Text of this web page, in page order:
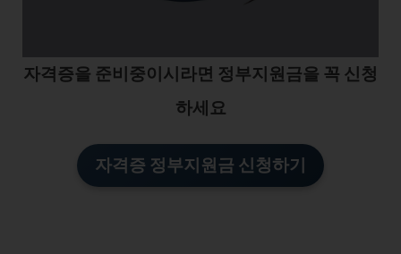
자격증을 준비중이시라면 정부지원금을 꼭 신청
하세요
자격증 정부지원금 신청하기